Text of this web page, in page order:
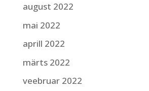
august 2022
mai 2022
aprill 2022
märts 2022
veebruar 2022